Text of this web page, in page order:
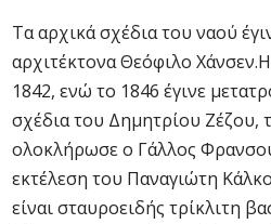
Τα αρχικά σχέδια του ναού
αρχιτέκτονα Θεόφιλο
1842, ενώ το 1846 έγινε
σχέδια του Δημητρίου Ζέζου,
ολοκλήρωσε ο Γάλλος
εκτέλεση του Παναγιώτη
είναι σταυροειδής τρίκλιτη